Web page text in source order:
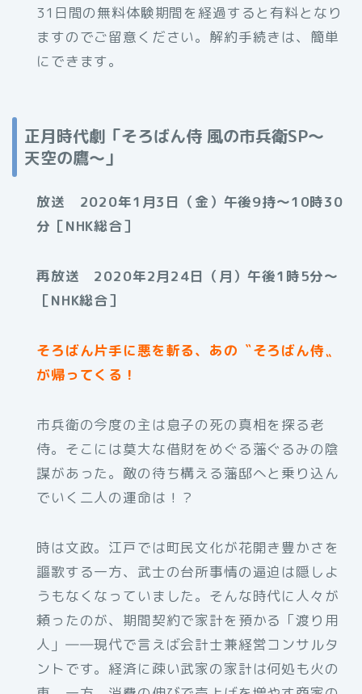
31日間の無料体験期間を経過すると有料となり
ますのでご留意ください。解約手続きは、簡単
にできます。
正月時代劇「そろばん侍 風の市兵衛SP～
天空の鷹～」
放送 2020年1月3日（金）午後9持〜10時30
分［NHK総合］
再放送 2020年2月24日（月）午後1時5分〜
［NHK総合］
そろばん片手に悪を斬る、あの〝そろばん侍〟
が帰ってくる！
市兵衛の今度の主は息子の死の真相を探る老
侍。そこには莫大な借財をめぐる藩ぐるみの陰
謀があった。敵の待ち構える藩邸へと乗り込ん
でいく二人の運命は！？
時は文政。江戸では町民文化が花開き豊かさを
謳歌する一方、武士の台所事情の逼迫は隠しよ
うもなくなっていました。そんな時代に人々が
頼ったのが、期間契約で家計を預かる「渡り用
人」――現代で言えば会計士兼経営コンサルタ
ントです。経済に疎い武家の家計は何処も火の